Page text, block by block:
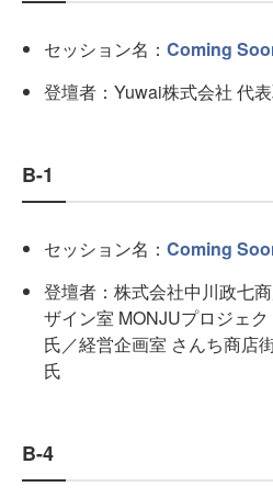
セッション名： Coming
登壇者：Yuwai株式会社 代
B-1
セッション名： Coming
登壇者：株式会社中川政七
ザイン室 MONJUプロジェ
氏／経営企画室 さんち商店
氏
B-4